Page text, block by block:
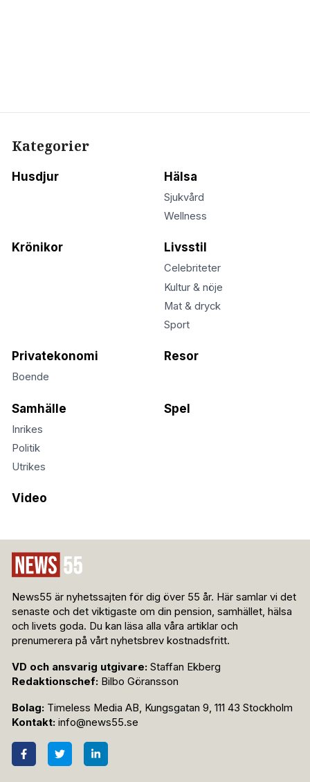
Kategorier
Husdjur Hälsa
Sjukvård
Wellness
Krönikor Livsstil
Celebriteter
Kultur & nöje
Mat & dryck
Sport
Privatekonomi
Boende
Resor
Samhälle
Inrikes
Politik
Utrikes
Spel
Video
News55 är nyhetssajten för dig över 55 år. Här samlar vi det
senaste och det viktigaste om din pension, samhället, hälsa
och livets goda. Du kan läsa alla våra artiklar och
prenumerera på vårt nyhetsbrev kostnadsfritt.
VD och ansvarig utgivare: Staffan Ekberg
Redaktionschef: Bilbo Göransson
Bolag: Timeless Media AB, Kungsgatan 9, 111 43 Stockholm
Kontakt: info@news55.se